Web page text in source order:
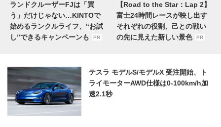
ランドクルーザーFJは「買
う」だけじゃない…KINTOで
始めるランクルライフ、“お試
し”できるキャンペーンも
PR
【Road to the Star：Lap 2】
富士24時間レースが映し出す
それぞれの役割、己との戦い
の先に見えた新しい景色
PR
テスラ モデルS/モデルX 受注開始、ト
ライモーターAWD仕様は0-100km/h加
速2.1秒